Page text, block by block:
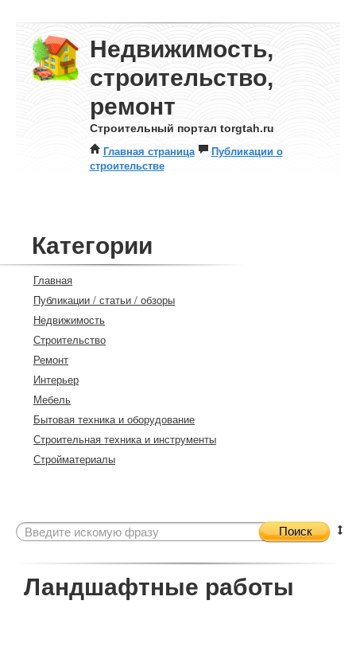
Недвижимость,
строительство,
ремонт
Строительный портал torgtah.ru
Главная страница
Публикации о
строительстве
Категории
Главная
Публикации / статьи / обзоры
Недвижимость
Строительство
Ремонт
Интерьер
Мебель
Бытовая техника и оборудование
Строительная техника и инструменты
Стройматериалы
Поиск
Ландшафтные работы